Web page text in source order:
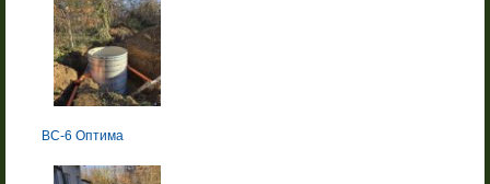
BC-6 Оптима